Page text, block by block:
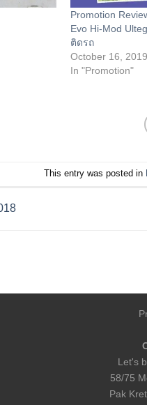
Promotion
Evo Hi-Mod
ติดรถ
October 16, 2019
In "Promotion"
This entry was posted in
Let's
58/75
Pak